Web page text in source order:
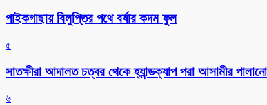
পাইকগাছায় বিলুপ্তির পথে বর্ষার কদম ফুল
৫
সাতক্ষীরা আদালত চত্বর থেকে হ্যান্ডক্যাপ পরা আসামীর পালানোর
৬